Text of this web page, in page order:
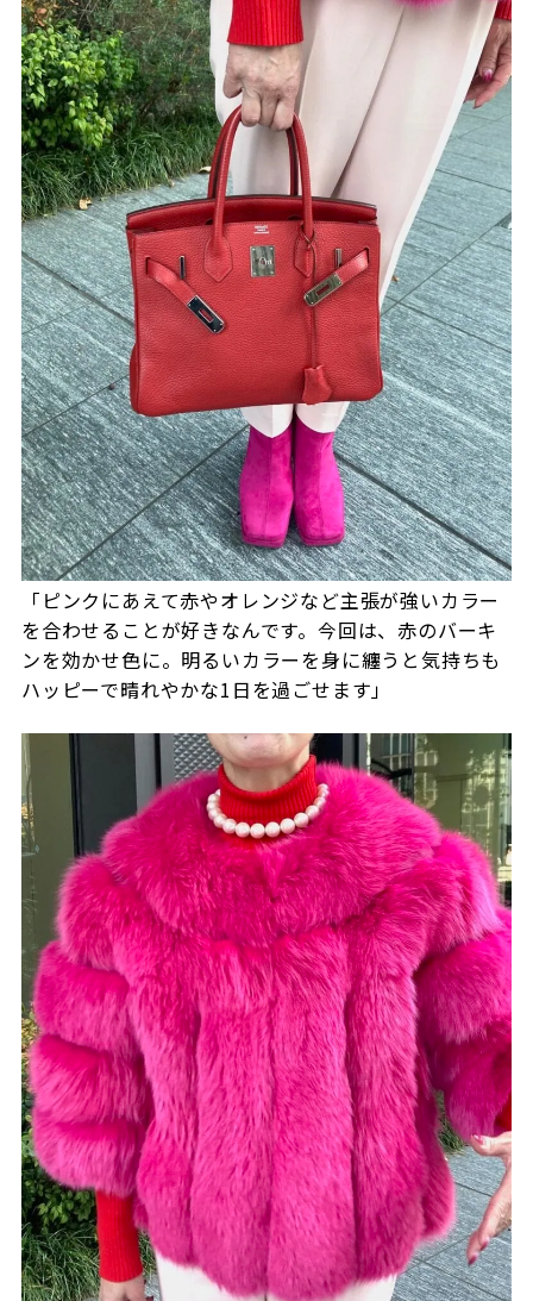
「ピンクにあえて赤やオレンジなど主張が強いカラー
を合わせることが好きなんです。今回は、赤のバーキ
ンを効かせ色に。明るいカラーを身に纏うと気持ちも
ハッピーで晴れやかな1日を過ごせます」